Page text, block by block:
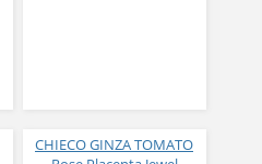
CHIECO GINZA TOMATO